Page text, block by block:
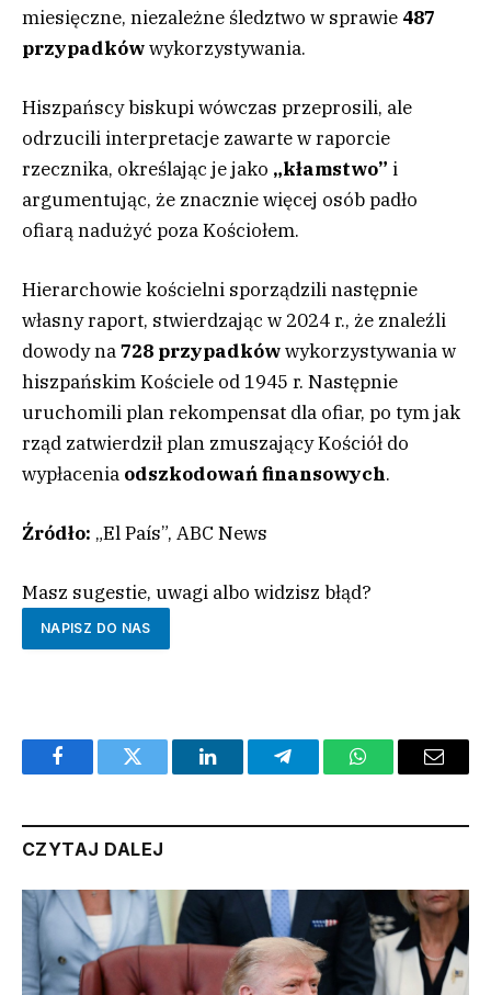
miesięczne, niezależne śledztwo w sprawie 487
przypadkówwykorzystywania.
Hiszpańscy biskupi wówczas przeprosili, ale
odrzucili interpretacje zawarte w raporcie
rzecznika, określając je jako „kłamstwo” i
argumentując, że znacznie więcej osób padło
ofiarą nadużyć poza Kościołem.
Hierarchowie kościelni sporządzili następnie
własny raport, stwierdzając w 2024 r., że znaleźli
dowody na728 przypadkówwykorzystywania w
hiszpańskim Kościele od 1945 r. Następnie
uruchomili plan rekompensat dla ofiar, po tym jak
rząd zatwierdził plan zmuszający Kościół do
wypłacenia odszkodowań finansowych.
Źródło: „El País”, ABC News
Masz sugestie, uwagi albo widzisz błąd?
NAPISZ DO NAS
FacebookTwitter LinkedInTelegramWhatsAppEmail
CZYTAJ DALEJ